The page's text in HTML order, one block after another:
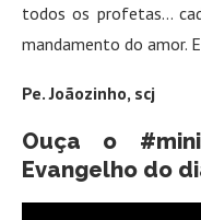
todos os profetas…
mandamento do amor.
Pe. Joãozinho, scj
Ouça o
Evangelho do